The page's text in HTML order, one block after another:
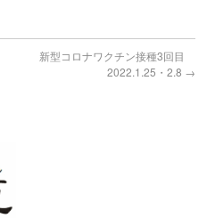
新型コロナワクチン接種3回目
2022.1.25・2.8 →